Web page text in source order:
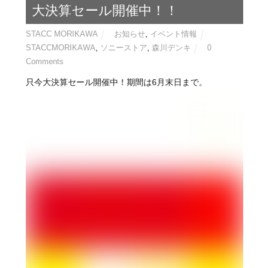
大決算セール開催中！！
STACC MORIKAWA お知らせ, イベント情報
STACCMORIKAWA, ソニーストア, 森川デンキ
0
Comments
只今大決算セール開催中！期間は6月末日まで。